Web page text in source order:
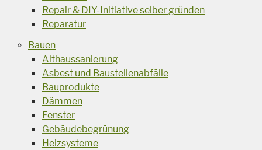
Repair & DIY-Initiative selber gründen
Reparatur
Bauen
Althaussanierung
Asbest und Baustellenabfälle
Bauprodukte
Dämmen
Fenster
Gebäudebegrünung
Heizsysteme